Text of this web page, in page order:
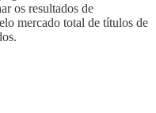
os resultados de
mercado total de títulos de